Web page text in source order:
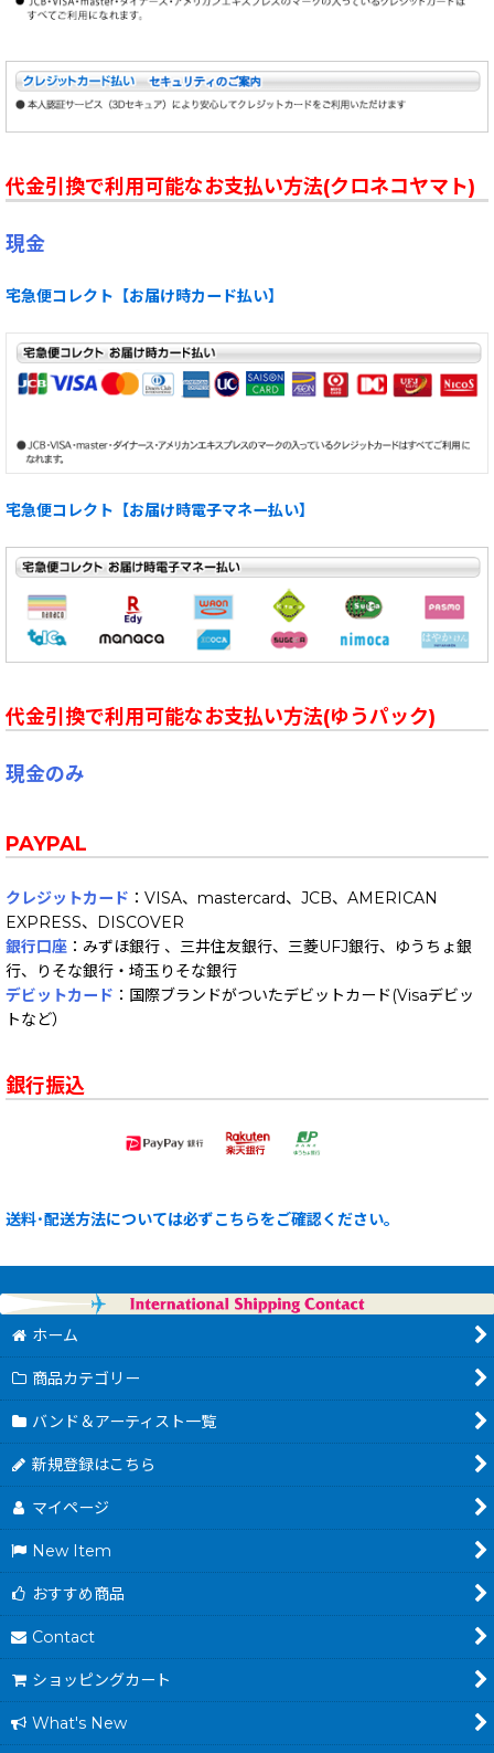
代金引換で利用可能なお支払い方法(クロネコヤマト)
現金
宅急便コレクト【お届け時カード払い】
宅急便コレクト【お届け時電子マネー払い】
代金引換で利用可能なお支払い方法(ゆうパック)
現金のみ
PAYPAL
クレジットカード ：VISA、mastercard、JCB、AMERICAN
EXPRESS、DISCOVER
銀行口座 ：みずほ銀行 、三井住友銀行、三菱UFJ銀行、ゆうちょ銀
行、りそな銀行・埼玉りそな銀行
デビットカード ：国際ブランドがついたデビットカード(Visaデビッ
トなど）
銀行振込
送料･配送方法については必ずこちらをご確認ください。
ホーム
商品カテゴリー
バンド＆アーティスト一覧
新規登録はこちら
マイページ
New Item
おすすめ商品
Contact
ショッピングカート
What's New